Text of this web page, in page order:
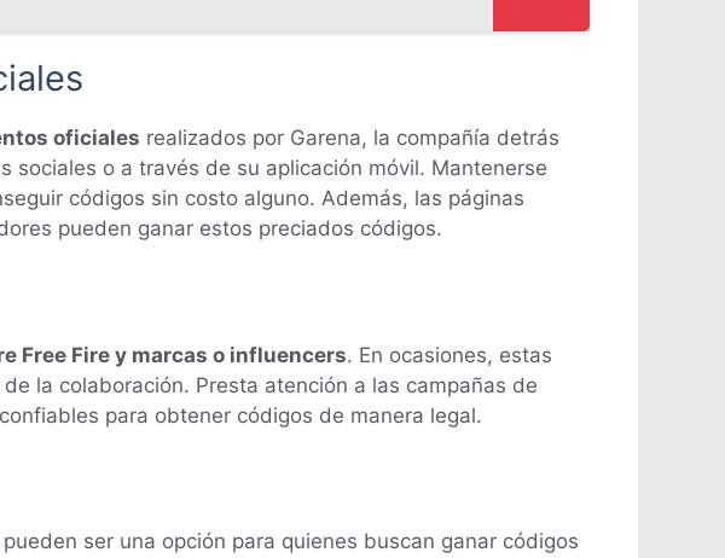
oficiales realizados por Garena, la compañía detrás
sociales o a través de su aplicación móvil. Mantenerse
códigos sin costo alguno. Además, las páginas
pueden ganar estos preciados códigos.
Free Fire y marcas o influencers. En ocasiones, estas
la colaboración. Presta atención a las campañas de
para obtener códigos de manera legal.
pueden ser una opción para quienes buscan ganar códigos